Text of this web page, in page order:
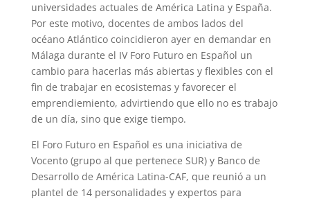
universidades actuales de América Latina y España.
Por este motivo, docentes de ambos lados del
océano Atlántico coincidieron ayer en demandar en
Málaga durante el IV Foro Futuro en Español un
cambio para hacerlas más abiertas y flexibles con el
fin de trabajar en ecosistemas y favorecer el
emprendiemiento, advirtiendo que ello no es trabajo
de un día, sino que exige tiempo.
El Foro Futuro en Español es una iniciativa de
Vocento (grupo al que pertenece SUR) y Banco de
Desarrollo de América Latina-CAF, que reunió a un
plantel de 14 personalidades y expertos para